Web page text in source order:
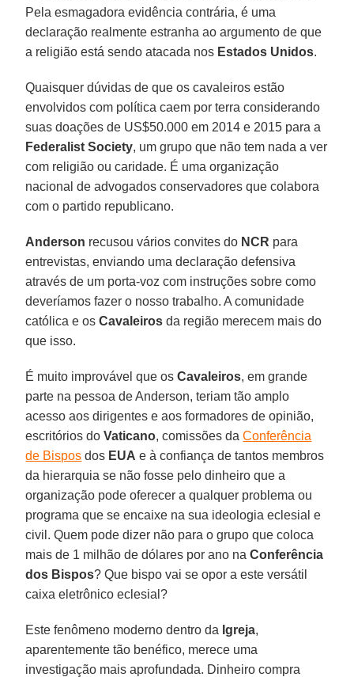
Pela esmagadora evidência contrária, é uma
declaração realmente estranha ao argumento de que
a religião está sendo atacada nos Estados Unidos.
Quaisquer dúvidas de que os cavaleiros estão
envolvidos com política caem por terra considerando
suas doações de US$50.000 em 2014 e 2015 para a
Federalist Society, um grupo que não tem nada a ver
com religião ou caridade. É uma organização
nacional de advogados conservadores que colabora
com o partido republicano.
Anderson recusou vários convites do NCR para
entrevistas, enviando uma declaração defensiva
através de um porta-voz com instruções sobre como
deveríamos fazer o nosso trabalho. A comunidade
católica e osCavaleiros da região merecem mais do
que isso.
É muito improvável que os Cavaleiros, em grande
parte na pessoa de Anderson, teriam tão amplo
acesso aos dirigentes e aos formadores de opinião,
escritórios do Vaticano, comissões daConferência
de Bispos dos EUA e à confiança de tantos membros
da hierarquia se não fosse pelo dinheiro que a
organização pode oferecer a qualquer problema ou
programa que se encaixe na sua ideologia eclesial e
civil. Quem pode dizer não para o grupo que coloca
mais de 1 milhão de dólares por ano naConferência
dos Bispos? Que bispo vai se opor a este versátil
caixa eletrônico eclesial?
Este fenômeno moderno dentro da Igreja,
aparentemente tão benéfico, merece uma
investigação mais aprofundada. Dinheiro compra